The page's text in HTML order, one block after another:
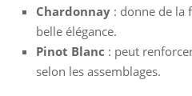
Chardonnay : donne de la
belle élégance.
Pinot Blanc : peut
selon les assemblages.